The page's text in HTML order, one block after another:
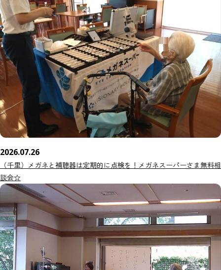
2026.07.26
（千里）メガネと補聴器は定期的に点検を！メガネスーパーさま無料相
談会☆